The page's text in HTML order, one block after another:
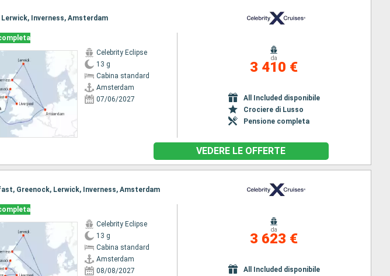
Inverness, Amsterdam
Celebrity Eclipse
13 g
Cabina standard
Amsterdam
07/06/2027
da
3 410 €
All Included disponibile
Crociere di Lusso
Pensione completa
VEDERE LE OFFERTE
Greenock, Lerwick, Inverness, Amsterdam
Celebrity Eclipse
13 g
Cabina standard
Amsterdam
08/08/2027
da
3 623 €
All Included disponibile